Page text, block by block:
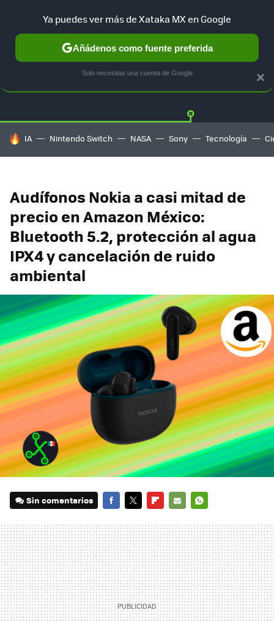
GUÍA DE COMPRAS MERCADO LIBRE
HOY SE HABLA DE
IA Nintendo Switch NASA Sony Tecnología
Audífonos Nokia a casi mitad de
precio en Amazon México:
Bluetooth 5.2, protección al agua
IPX4 y cancelación de ruido
ambiental
Sin comentarios
MAIL
×
Ya puedes ver más de Xataka MX en Google
Añádenos como fuente preferida
Solo necesitas una cuenta de Google